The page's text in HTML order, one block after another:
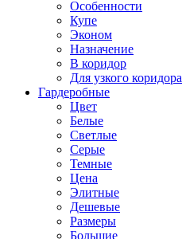
Особенности
Купе
Эконом
Назначение
В коридор
Для узкого коридора
Гардеробные
Цвет
Белые
Светлые
Серые
Темные
Цена
Элитные
Дешевые
Размеры
Большие